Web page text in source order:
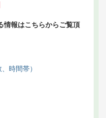
情報はこちらからご覧頂
時間帯）